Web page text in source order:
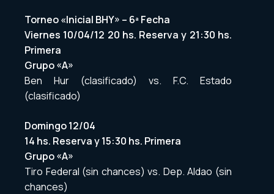
Torneo «Inicial BHY» – 6ª Fecha
Viernes 10/04/12 20 hs. Reserva y 21:30 hs.
Primera
Grupo «A»
Ben Hur (clasificado) vs. F.C. Estado
(clasificado)
Domingo 12/04
14 hs. Reserva y 15:30 hs. Primera
Grupo «A»
Tiro Federal (sin chances) vs. Dep. Aldao (sin
chances)